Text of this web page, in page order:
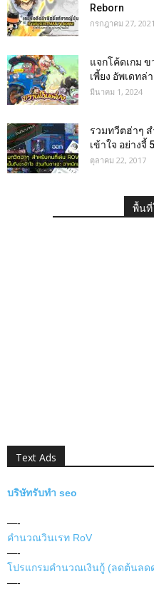
Reborn
กรกฎาคม 27, 2021
แจกโค้ดเกม
เพี้ยง อัพเดทล่
มีนาคม 1, 2024
รวมทวีตฮ่าๆ ส
เข้าใจ อย่างจี้
ตุลาคม 22, 2017
พื้น
Text Ads
บริษัทรับทำ seo
—-
คำนวณวินเรท RoV
—-
โปรแกรมคำนวณเงินกู้ (ลดต้นลด
—-